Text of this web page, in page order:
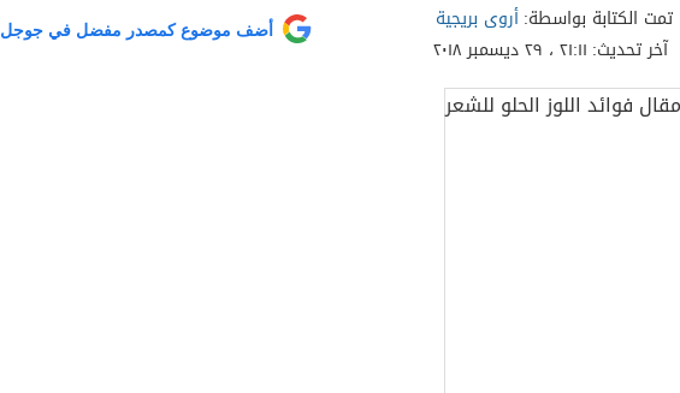
تمت الكتابة بواسطة:أروى بريجية
آخر تحديث: ٢١:١١ ، ٢٩ ديسمبر ٢٠١٨
أضف موضوع كمصدر مفضل في جوجل